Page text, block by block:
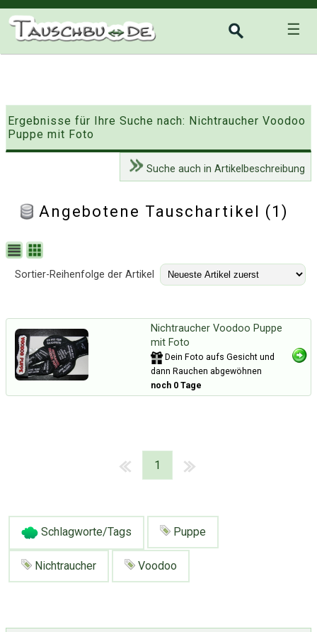
☰
Ergebnisse für Ihre Suche nach: Nichtraucher Voodoo
Puppe mit Foto
Suche auch in Artikelbeschreibung
Angebotene Tauschartikel (1)
Sortier-Reihenfolge der Artikel
Nichtraucher Voodoo Puppe
mit Foto
Dein Foto aufs Gesicht und
dann Rauchen abgewöhnen
noch 0 Tage
1
Schlagworte/Tags Puppe
Nichtraucher Voodoo